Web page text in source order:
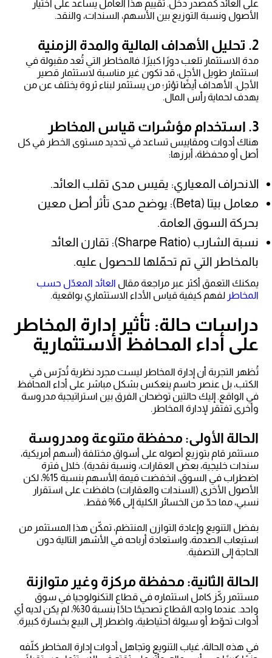
على العائد كمصدر دخل. تقييم هذا العامل يساعد على اختيار
الأصول ونسبة التوزيع بين الأسهم، السندات، والنقد.
2. تحليل الأهداف المالية والمدة الزمنية
مدة الاستثمار تلعب دورًا كبيرًا. فالمخاطر التي تُعد مقبولة في
استثمار طويل الأجل، قد تكون غير مناسبة لاستثمار قصير
الأجل. الأهداف أيضًا تؤثر؛ من يستثمر لبناء ثروة يختلف عن من
يهدف لحماية رأس المال.
3. استخدام مؤشرات قياس المخاطر
هناك أدوات ومقاييس تساعد في تحديد مستوى الخطر في كل
أصل أو محفظة، أبرزها:
الانحراف المعياري: يقيس مدى تقلب العائد.
معامل بيتا (Beta): يوضح مدى تأثر أصل معين
بحركة السوق العامة.
نسبة الشارب (Sharpe Ratio): تقارن العائد
بالمخاطر التي تم تحمّلها للحصول عليه.
يمكنك التعمق أكثر عبر مراجعة مقال العائد المعدّل حسب
المخاطر لفهم كيفية قياس الأداء الاستثماري بواقعية.
دراسات حالة: تأثير إدارة المخاطر
على أداء المحافظ الاستثمارية
تُظهر التجربة أن إدارة المخاطر ليست مجرد نظرية تُدرّس في
الكتب، بل عنصر حاسم ينعكس بشكل مباشر على أداء المحافظ
في الواقع. إليك حالتين توضحان الفرق بين استراتيجية مدروسة
وأخرى تفتقر لإدارة المخاطر.
الحالة الأولى: محفظة متنوعة ومدروسة
مستثمر قام بتوزيع أصوله على أسواق مختلفة (أسهم أمريكية،
سندات خليجية، بعض العقارات، ونسبة نقدية). خلال فترة
اضطراب في السوق، انخفضت قيمة الأسهم بنسبة 15%، لكن
الأصول الأخرى (السندات والعقارات) حافظت على استقرار
نسبي، مما حدّ من الخسائر الكلية إلى 6% فقط.
بفضل التنويع وإعادة التوازن المنتظم، تمكّن هذا المستثمر من
استيعاب الصدمة، واستعادة أرباحه في الأشهر التالية دون
الحاجة إلى التصفية.
الحالة الثانية: محفظة مركزة وغير متوازنة
مستثمر ركّز كامل استثماره في قطاع التكنولوجيا في سوق
واحد. عندما واجه القطاع تصحيحًا حادًا بنسبة 30%، لم يكن لديه أي
أدوات تحوّط أو سيولة احتياطية، واضطر إلى البيع بخسارة كبيرة.
في هذه الحالة، غياب التنويع وتجاهل أدوات إدارة المخاطر كلّفه